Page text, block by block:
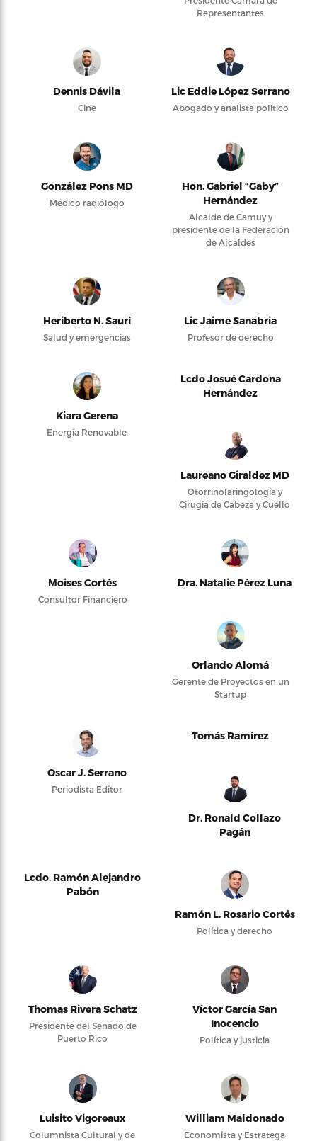
Representantes
Dennis Dávila
Cine
Lic Eddie López Serrano
Abogado y analista político
González Pons MD
Médico radiólogo
Hon. Gabriel “Gaby”
Hernández
Alcalde de Camuy y
presidente de la Federación
de Alcaldes
Heriberto N. Saurí
Salud y emergencias
Lic Jaime Sanabria
Profesor de derecho
Kiara Gerena
Energía Renovable
Lcdo Josué Cardona
Hernández
Laureano Giraldez MD
Otorrinolaringología y
Cirugía de Cabeza y Cuello
Moises Cortés
Consultor Financiero
Dra. Natalie Pérez Luna
Orlando Alomá
Gerente de Proyectos en un
Startup
Oscar J. Serrano
Periodista Editor
Tomás Ramírez
Dr. Ronald Collazo
Pagán
Lcdo. Ramón Alejandro
Pabón
Ramón L. Rosario Cortés
Política y derecho
Thomas Rivera Schatz
Presidente del Senado de
Puerto Rico
Víctor García San
Inocencio
Política y justicia
Luisito Vigoreaux
Columnista Cultural y de
William Maldonado
Economista y Estratega